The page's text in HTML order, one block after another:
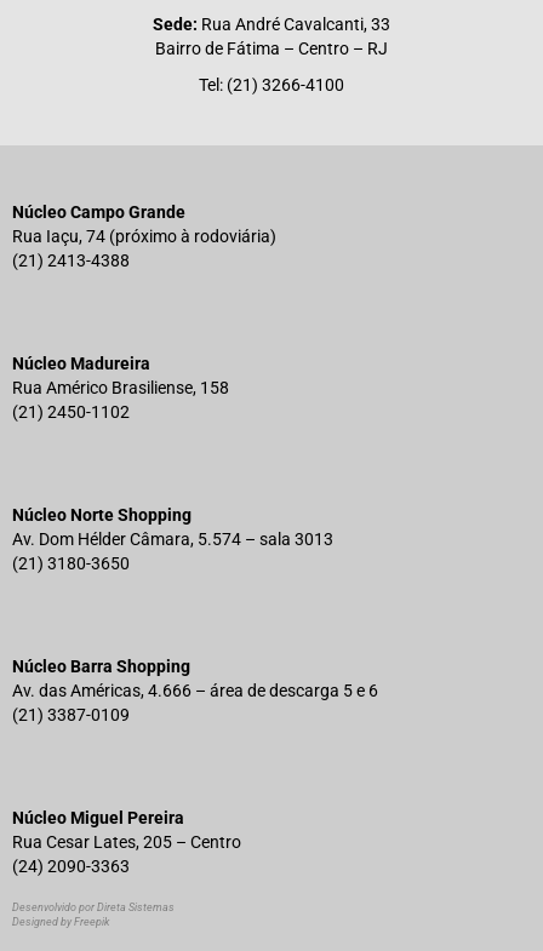
Sede: Rua André Cavalcanti, 33
Bairro de Fátima – Centro – RJ
Tel: (21) 3266-4100
Núcleo Campo Grande
Rua Iaçu, 74 (próximo à rodoviária)
(21) 2413-4388
Núcleo Madureira
Rua Américo Brasiliense, 158
(21) 2450-1102
Núcleo Norte Shopping
Av. Dom Hélder Câmara, 5.574 – sala 3013
(21) 3180-3650
Núcleo Barra Shopping
Av. das Américas, 4.666 – área de descarga 5 e 6
(21) 3387-0109
Núcleo Miguel Pereira
Rua Cesar Lates, 205 – Centro
(24) 2090-3363
Desenvolvido por Direta Sistemas
Designed by Freepik